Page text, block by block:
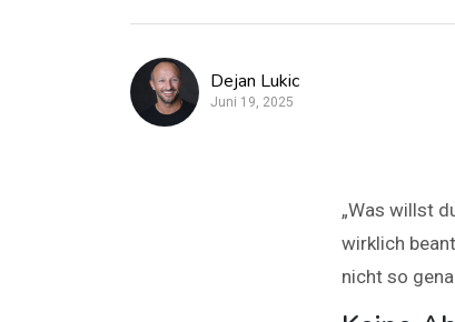
Dejan Lukic
Juni 19, 2025
„Was willst
wirklich
nicht so